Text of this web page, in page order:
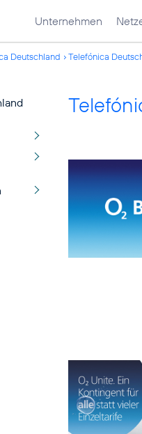
Unternehmen
Deutschland Telefónica